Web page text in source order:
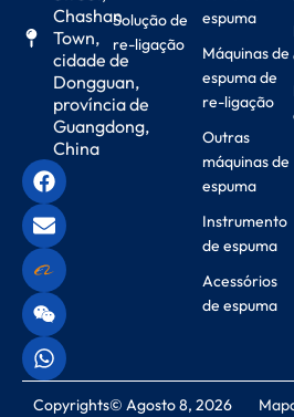
Chashan
Town,
cidade de
Dongguan,
província de
Guangdong,
China
Solução de
re-ligação
espuma
Máquinas de
espuma de
re-ligação
Outras
máquinas de
espuma
Instrumento
de espuma
Acessórios
de espuma
Copyrights© Agosto 8, 2026